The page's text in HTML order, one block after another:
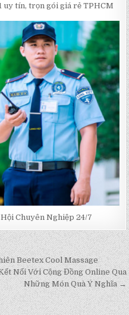
uy tín, trọn gói giá rẻ TPHCM
Hội Chuyên Nghiệp 24/7
Beetex Cool Massage
Nối Với Cộng Đồng Online Qua
Những Món Quà Ý Nghĩa →